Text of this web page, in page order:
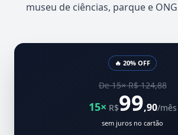
museu de ciências, parque e
🔥 20% OFF
De 15× R$ 124,88
15× R$99,90/mês
sem juros no cartão